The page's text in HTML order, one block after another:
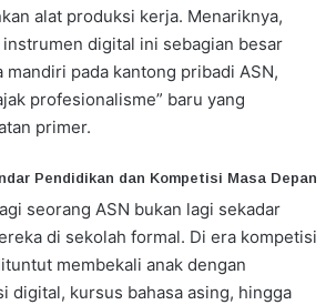
alat produksi kerja. Menariknya,
digital ini sebagian besar
mandiri pada kantong pribadi ASN,
profesionalisme” baru yang
primer.
Pendidikan dan Kompetisi Masa Depan
seorang ASN bukan lagi sekadar
di sekolah formal. Di era kompetisi
membekali anak dengan
digital, kursus bahasa asing, hingga